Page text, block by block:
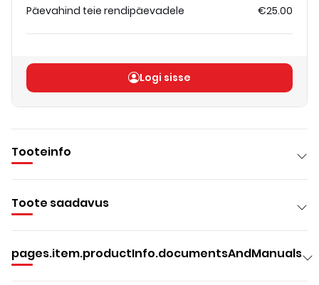
Päevahind teie rendipäevadele €25.00
Logi sisse
Tooteinfo
Toote saadavus
pages.item.productInfo.documentsAndManuals